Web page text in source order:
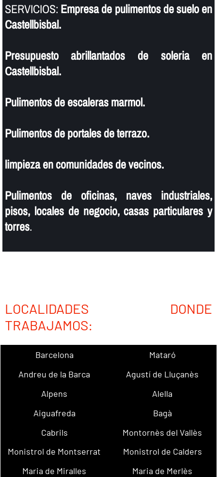
SERVICIOS: Empresa de pulimentos de suelo en
Castellbisbal.
Presupuesto abrillantados de soleria en
Castellbisbal.
Pulimentos de escaleras marmol.
Pulimentos de portales de terrazo.
limpieza en comunidades de vecinos.
Pulimentos de oficinas, naves industriales,
pisos, locales de negocio, casas particulares y
torres.
LOCALIDADES DONDE
TRABAJAMOS:
Barcelona
Mataró
Andreu de la Barca
Agustí de Lluçanès
Alpens
Alella
Aiguafreda
Bagà
Cabrils
Montornès del Vallès
Monistrol de Montserrat
Monistrol de Calders
Maria de Miralles
Maria de Merlès